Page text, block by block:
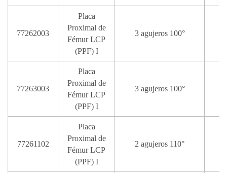
77262003
Placa
Proximal de
Fémur LCP
(PPF) I
3 agujeros 100°
77263003
Placa
Proximal de
Fémur LCP
(PPF) I
3 agujeros 100°
77261102
Placa
Proximal de
Fémur LCP
(PPF) I
2 agujeros 110°